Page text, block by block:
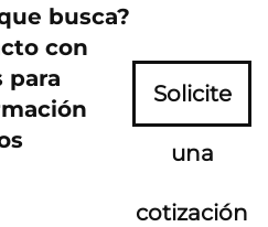
busca?
con
para
Solicite
una
cotización